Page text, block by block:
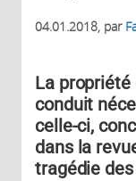
04.01.2018, par
La propriété
conduit
celle-ci,
dans la
tragédie